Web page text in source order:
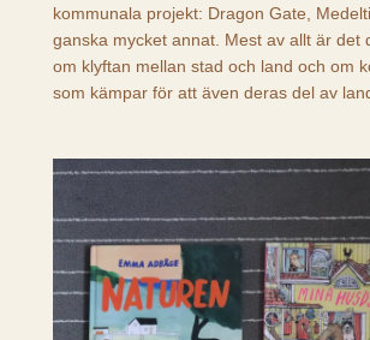
kommunala projekt: Dragon Gate,
ganska mycket annat. Mest av allt är det
om klyftan mellan stad och land och om
som kämpar för att även deras del av